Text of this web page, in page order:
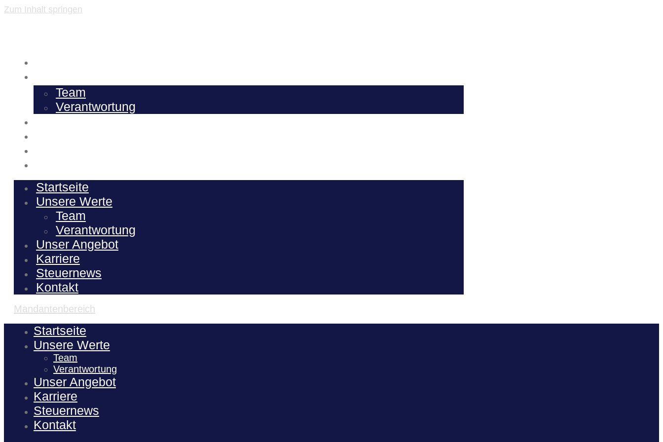
Zum Inhalt springen
Team
Verantwortung
Startseite
Unsere Werte
Team
Verantwortung
Unser Angebot
Karriere
Steuernews
Kontakt
Mandantenbereich
Startseite
Unsere Werte
Team
Verantwortung
Unser Angebot
Karriere
Steuernews
Kontakt